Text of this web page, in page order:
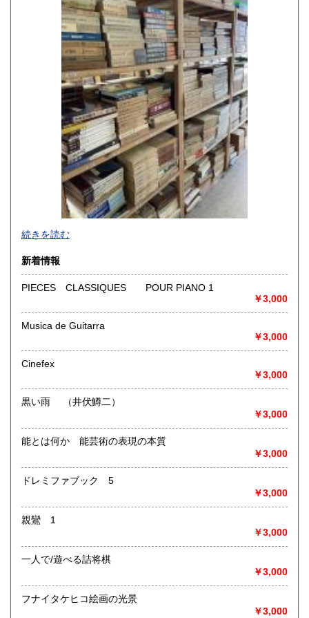
800円 大分県
800円 鹿児島県
1,500円
-
沿線名：-
最寄駅：-
営業時間：-
定休日：-
書籍の買取について
取り扱い分野
総記、哲学宗教、歴史、社会科学、自然科学、美術工芸、国
語国文、外国文学、古典籍、近代文献、趣味、外国書、サブ
続きを読む
新着情報
PIECES CLASSIQUES POUR PIANO 1
￥3,000
Musica de Guitarra
￥3,000
Cinefex
￥3,000
黒い雨 （井伏鱒二）
￥3,000
能とは何か 能芸術の表現の本質
￥3,000
ドレミファブック 5
￥3,000
親鸞 1
￥3,000
一人で/遊べる詰将棋
￥3,000
フナイタケヒコ絵画の光景
￥3,000